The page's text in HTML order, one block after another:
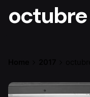
octubre
Posted by